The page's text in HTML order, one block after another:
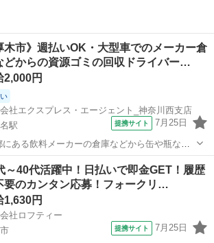
木市》週払いOK・大型車でのメーカー倉
どからの資源ゴミの回収ドライバー…
2,000円
社エクスプレス・エージェント_神奈川西支店
駅
提携サイト 7月25日
ある飲料メーカーの倉庫などから缶や瓶など
日収例 △▼ 16,000円～
円 ☆応募後の流れ☆ 担当
老名駅 ドライバー
～40代活躍中！日払いで即金GET！履歴
要のカンタン応募！フォークリ…
1,630円
社ロフティー
提携サイト 7月25日